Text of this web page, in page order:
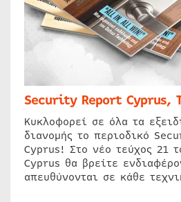
Security Report Cyprus,
Κυκλοφορεί σε όλα τα
διανομής το περιοδικό
Cyprus! Στο νέο τεύχος 21
Cyprus θα βρείτε
απευθύνονται σε κάθε